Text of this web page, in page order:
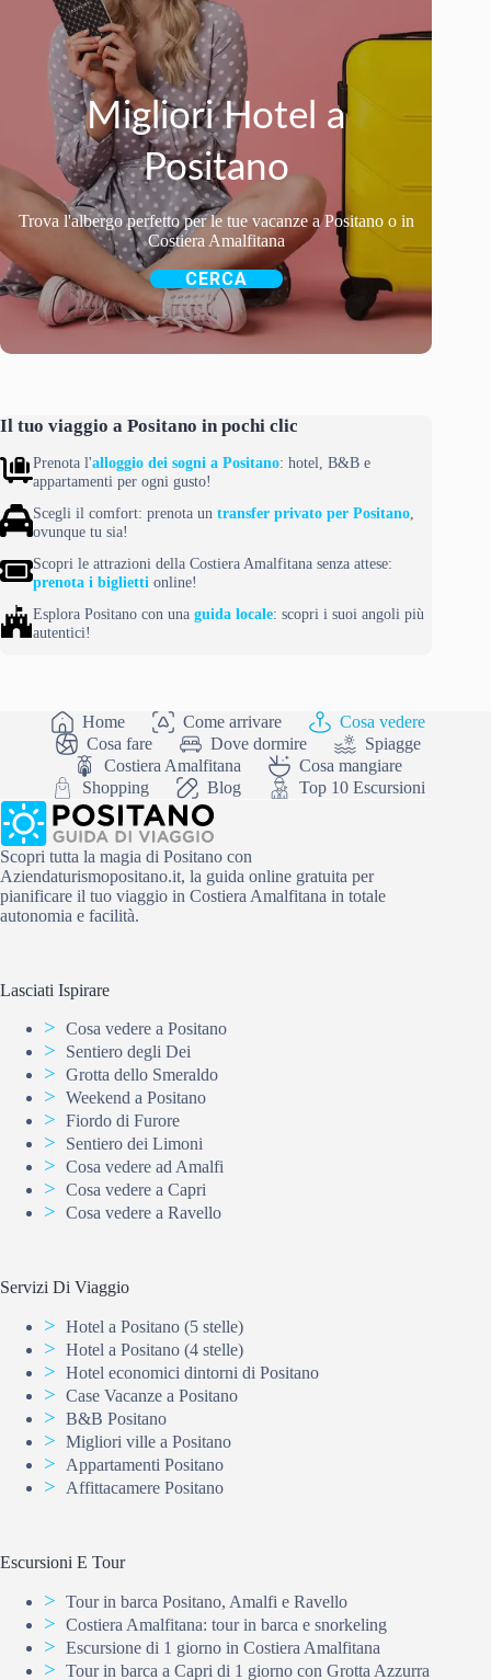
Migliori Hotel a
Positano
Trova l'albergo perfetto per le tue vacanze a Positano o in
Costiera Amalfitana
CERCA
Il tuo viaggio a Positano in pochi clic
Prenota l'alloggio dei sogni a Positano: hotel, B&B e
appartamenti per ogni gusto!
Scegli il comfort: prenota un transfer privato per Positano,
ovunque tu sia!
Scopri le attrazioni della Costiera Amalfitana senza attese:
prenota i biglietti online!
Esplora Positano con una guida locale: scopri i suoi angoli più
autentici!
Home Come arrivare
Cosa vedere
Cosa fare
Dove dormire
Spiagge
Costiera Amalfitana
Cosa mangiare
Shopping
Blog Top 10 Escursioni
Scopri tutta la magia di Positano con
Aziendaturismopositano.it, la guida online gratuita per
pianificare il tuo viaggio in Costiera Amalfitana in totale
autonomia e facilità.
Lasciati Ispirare
Cosa vedere a Positano
Sentiero degli Dei
Grotta dello Smeraldo
Weekend a Positano
Fiordo di Furore
Sentiero dei Limoni
Cosa vedere ad Amalfi
Cosa vedere a Capri
Cosa vedere a Ravello
Servizi Di Viaggio
Hotel a Positano (5 stelle)
Hotel a Positano (4 stelle)
Hotel economici dintorni di Positano
Case Vacanze a Positano
B&B Positano
Migliori ville a Positano
Appartamenti Positano
Affittacamere Positano
Escursioni E Tour
Tour in barca Positano, Amalfi e Ravello
Costiera Amalfitana: tour in barca e snorkeling
Escursione di 1 giorno in Costiera Amalfitana
Tour in barca a Capri di 1 giorno con Grotta Azzurra